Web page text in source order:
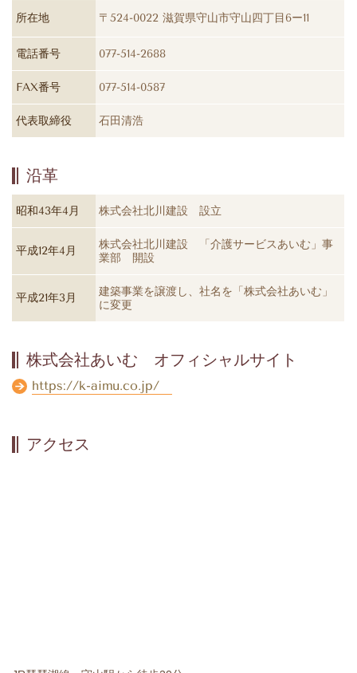
所在地 〒524-0022 滋賀県守山市守山四丁目6ー11
電話番号 077-514-2688
FAX番号 077-514-0587
代表取締役 石田清浩
沿革
昭和43年4月 株式会社北川建設 設立
平成12年4月
株式会社北川建設 「介護サービスあいむ」事
業部 開設
平成21年3月
建築事業を譲渡し、社名を「株式会社あいむ」
に変更
株式会社あいむ オフィシャルサイト
https://k-aimu.co.jp/
アクセス